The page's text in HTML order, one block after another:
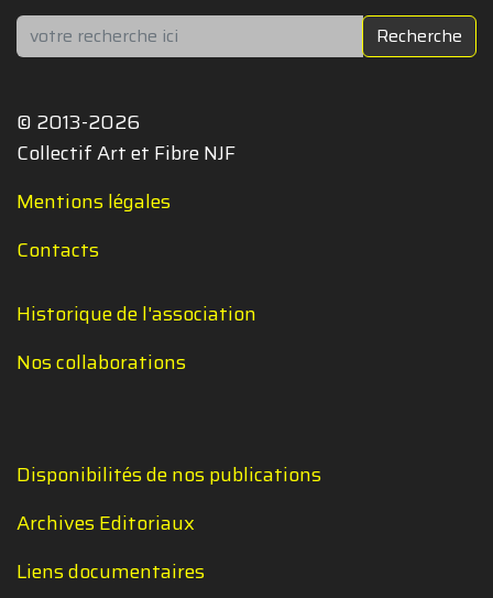
Rechercher Recherche
© 2013-2026
Collectif Art et Fibre NJF
Mentions légales
Contacts
Historique de l'association
Nos collaborations
Disponibilités de nos publications
Archives Editoriaux
Liens documentaires